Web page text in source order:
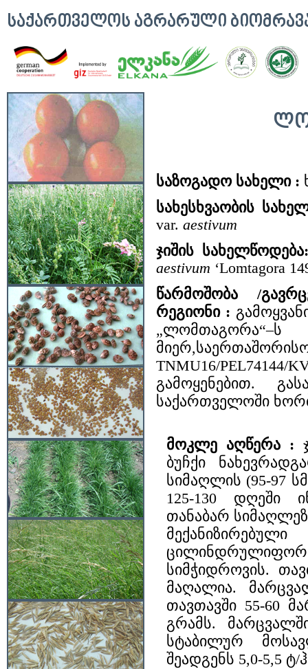
ᲡᲐᲥᲐᲠᲗᲕᲔᲚᲝᲡ ᲐᲒᲠᲐᲠᲣᲚᲘ
საზოგადო სახელი :
სახესხვაობის
var. aestivum
ჯიშის სახელწოდება:
aestivum ‘Lomtagora
წარმოშობა /
რეგიონი :
„ლომთაგორა“–ს
TNMU16/
გამოყენებით.
საქართველოში
მოკლე აღწერა :
ბუჩქი
სიმაღლის (95-97
125-130 დღეში
თანაბარ
სიმჭიდროვის.
მაღალია.
თავთავში 55-60
გრამს.
სტაბილურ
შეადგენს 5,0-5,5 ტ/